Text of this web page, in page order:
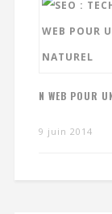
N WEB POUR
9 juin 2014